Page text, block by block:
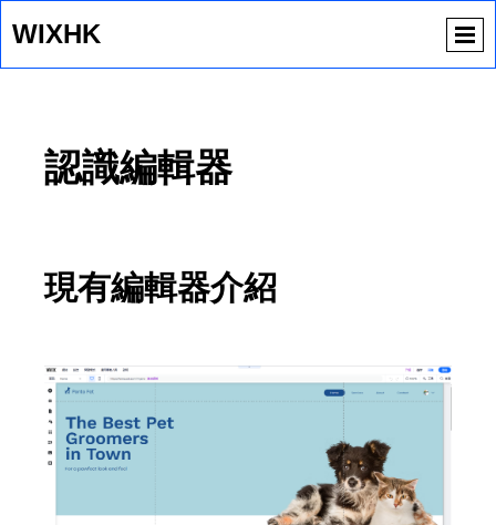
WIXHK
認識編輯器
現有編輯器介紹